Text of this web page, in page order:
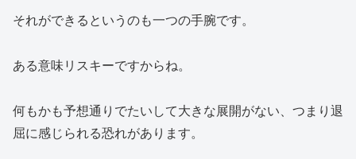
それができるというのも一つの手腕です。
ある意味リスキーですからね。
何もかも予想通りでたいして大きな展開がない、つまり退
屈に感じられる恐れがあります。